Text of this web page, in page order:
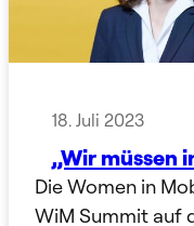
18. Juli 2023
„Wir müssen
Die Women in
WiM Summit auf